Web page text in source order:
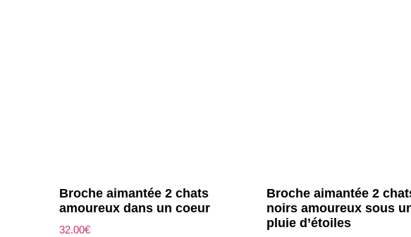
Broche aimantée 2 chats
amoureux dans un coeur
32.00€
Broche aimantée 2
noirs amoureux sous
pluie d’étoiles